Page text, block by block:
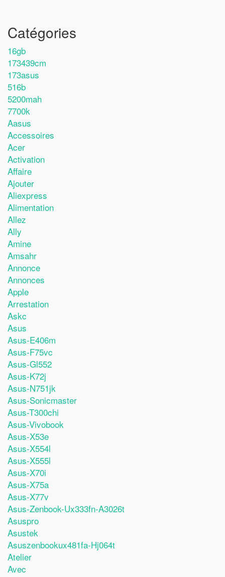
Catégories
16gb
173439cm
173asus
516b
5200mah
7700k
Aasus
Accessoires
Acer
Activation
Affaire
Ajouter
Aliexpress
Alimentation
Allez
Ally
Amine
Amsahr
Annonce
Annonces
Apple
Arrestation
Askc
Asus
Asus-E406m
Asus-F75vc
Asus-Gl552
Asus-K72j
Asus-N751jk
Asus-Sonicmaster
Asus-T300chi
Asus-Vivobook
Asus-X53e
Asus-X554l
Asus-X555l
Asus-X70i
Asus-X75a
Asus-X77v
Asus-Zenbook-Ux333fn-A3026t
Asuspro
Asustek
Asuszenbookux481fa-Hj064t
Atelier
Avec